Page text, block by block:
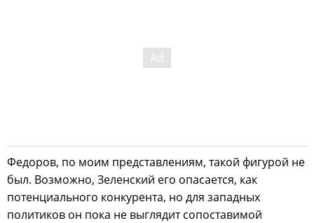
Федоров, по моим представлениям, такой фигурой не
был. Возможно, Зеленский его опасается, как
потенциального конкурента, но для западных
политиков он пока не выглядит сопоставимой